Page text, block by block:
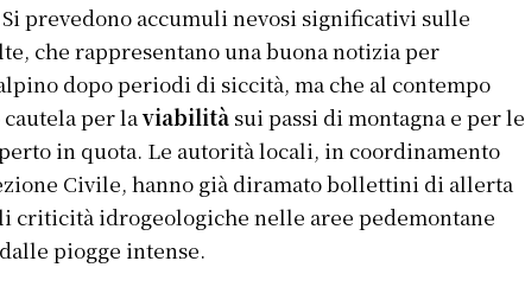
prevedono accumuli nevosi significativi sulle
che rappresentano una buona notizia per
dopo periodi di siccità, ma che al contempo
per laviabilità sui passi di montagna e per le
in quota. Le autorità locali, in coordinamento
Civile, hanno già diramato bollettini di allerta
criticità idrogeologiche nelle aree pedemontane
piogge intense.